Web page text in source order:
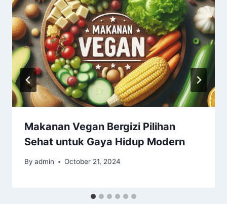
Makanan Vegan Bergizi Pilihan
Sehat untuk Gaya Hidup Modern
By admin October 21, 2024